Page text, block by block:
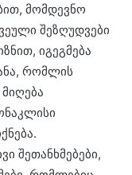
მომდევნო
შეზღუდვები
იგეგმება
რომლის
შეთანხმებები,